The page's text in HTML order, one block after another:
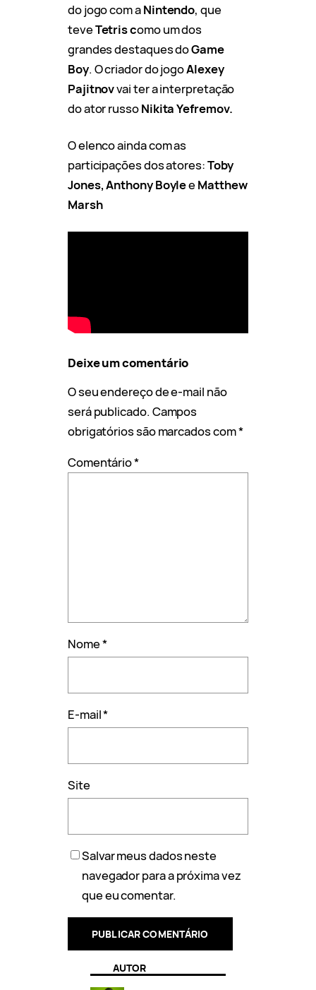
do jogo com aNintendo, que
teveTetris como um dos
grandes destaques doGame
Boy. O criador do jogoAlexey
Pajitnovvai ter a interpretação
do ator russoNikita Yefremov.
O elenco ainda com as
participações dos atores:Toby
Jones, Anthony BoyleeMatthew
Marsh
Deixe um comentário
O seu endereço de e-mail não
será publicado. Campos
obrigatórios são marcados com*
Comentário*
Nome*
E-mail*
Site
Salvar meus dados neste
navegador para a próxima vez
que eu comentar.
AUTOR